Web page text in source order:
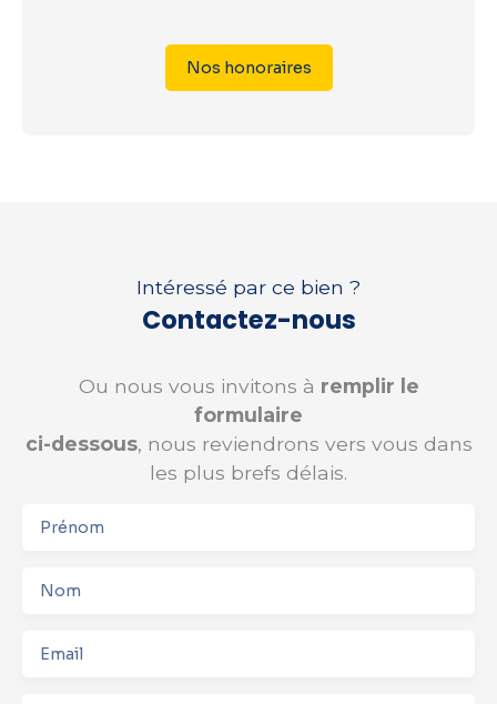
Nos honoraires
Intéressé par ce bien ?
Contactez-nous
Ou nous vous invitons à remplir le
formulaire
ci-dessous, nous reviendrons vers vous dans
les plus brefs délais.
Prénom
Nom
Email